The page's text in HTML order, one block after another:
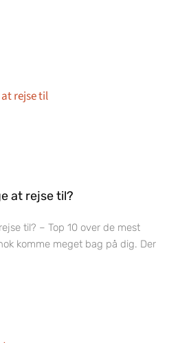
at rejse til?
til? – Top 10 over de mest
komme meget bag på dig. Der